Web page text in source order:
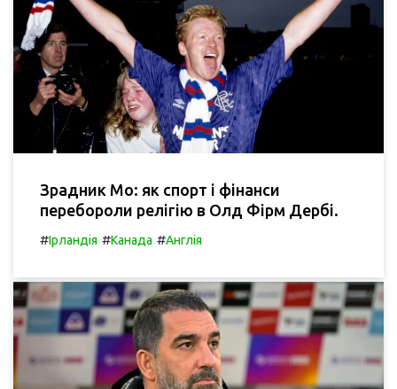
Зрадник Мо: як спорт і фінанси
перебороли релігію в Олд Фірм Дербі.
#Ірландія #Канада #Англія